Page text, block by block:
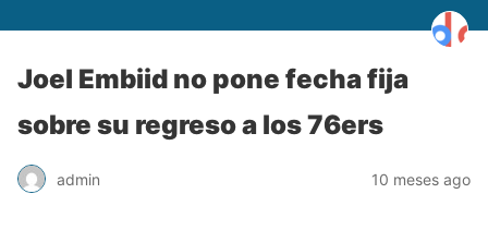
Joel Embiid no pone fecha fija
sobre su regreso a los 76ers
admin 10 meses ago